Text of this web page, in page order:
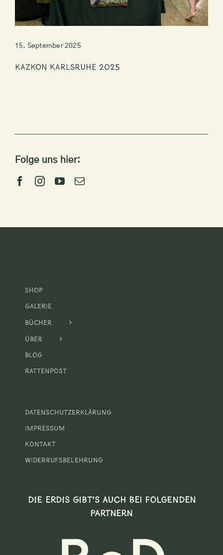
15. September 2025
KazKon Karlsruhe 2025
Folge uns hier:
Shop
Galerie
Bücher
Über
Blog
Rattenpost
Datenschutzerklärung
Impressum
Kontakt
Widerrufsbelehrung
DIE ERDIS GIBT’S AUCH BEI FOLGENDEN
PARTNERN